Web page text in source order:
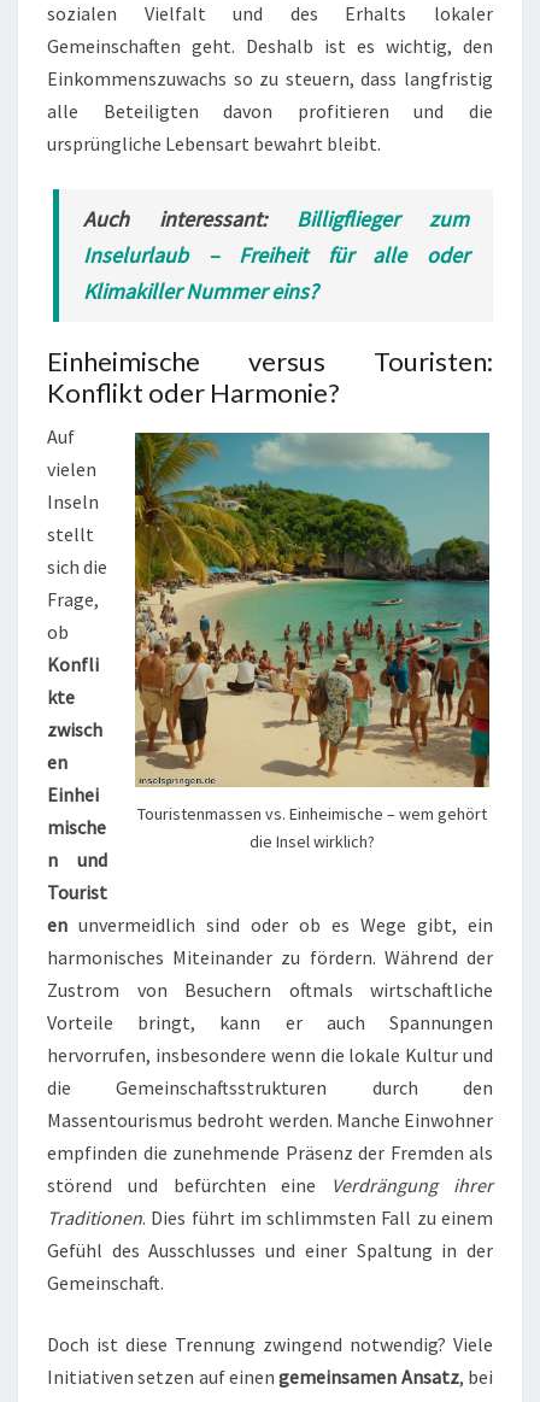
sozialen Vielfalt und des Erhalts lokaler
Gemeinschaften geht. Deshalb ist es wichtig, den
Einkommenszuwachs so zu steuern, dass langfristig
alle Beteiligten davon profitieren und die
ursprüngliche Lebensart bewahrt bleibt.
Auch interessant: Billigflieger zum
Inselurlaub – Freiheit für alle oder
Klimakiller Nummer eins?
Einheimische versus Touristen:
Konflikt oder Harmonie?
Touristenmassen vs. Einheimische – wem gehört
die Insel wirklich?
Auf
vielen
Inseln
stellt
sich die
Frage,
ob
Konfli
kte
zwisch
en
Einhei
mische
n und
Tourist
en unvermeidlich sind oder ob es Wege gibt, ein
harmonisches Miteinander zu fördern. Während der
Zustrom von Besuchern oftmals wirtschaftliche
Vorteile bringt, kann er auch Spannungen
hervorrufen, insbesondere wenn die lokale Kultur und
die Gemeinschaftsstrukturen durch den
Massentourismus bedroht werden. Manche Einwohner
empfinden die zunehmende Präsenz der Fremden als
störend und befürchten eine Verdrängung ihrer
Traditionen. Dies führt im schlimmsten Fall zu einem
Gefühl des Ausschlusses und einer Spaltung in der
Gemeinschaft.
Doch ist diese Trennung zwingend notwendig? Viele
Initiativen setzen auf einengemeinsamen Ansatz, bei